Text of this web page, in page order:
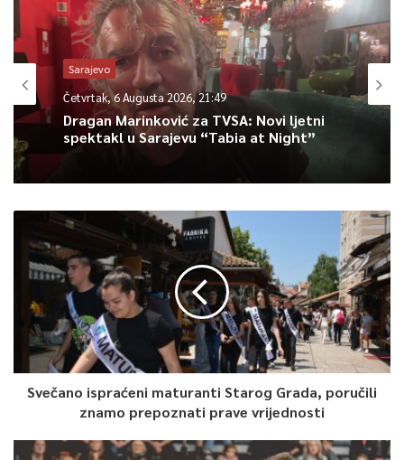
kuca u njima.U danima kada smo po ko zna koji put pokazali
zašto smo primjer kako ne moraš bit brojem veliki, da bi bio
veliki brojnima – u obavezi smo da se zahvalimo Crnogorkama,
Crnogorcima, privrednicima, iseljenicima i svim crnogorskim
titanima koji su donirali koliko su imali, istog sekunda kako
smo objavili početak akcije. Ta Crna Gora je ona kojoj nijedan
nesretni nacionalizam ne može ništa”, navodi se u saopštenju
navijačke organizacije “Ultra Crna Gora”.
0
Article Rating
Sarajevo
Četvrtak, 6 Augusta 2026, 21:49
Dragan Marinković za TVSA: Novi ljetni
spektakl u Sarajevu “Tabia at Night”
Svečano ispraćeni maturanti Starog Grada, poručili
znamo prepoznati prave vrijednosti